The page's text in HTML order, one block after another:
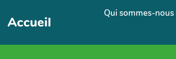
Aller au contenu principal
Accueil
Qui sommes-nous